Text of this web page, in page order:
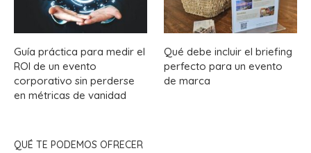
Guía práctica para medir el
ROI de un evento
corporativo sin perderse
en métricas de vanidad
Qué debe incluir el briefing
perfecto para un evento
de marca
QUÉ TE PODEMOS OFRECER